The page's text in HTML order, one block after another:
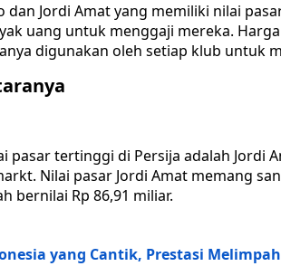
dan Jordi Amat yang memiliki nilai
uang untuk menggaji mereka.
digunakan oleh setiap klub untuk
pasar tertinggi di Persija adalah Jordi
Nilai pasar Jordi Amat memang
bernilai Rp 86,91 miliar.
yang Cantik, Prestasi Melimpah